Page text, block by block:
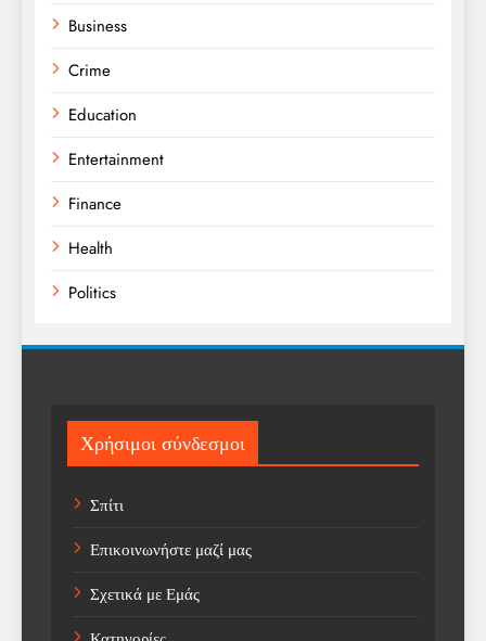
Business
Crime
Education
Entertainment
Finance
Health
Politics
Sport
Sports
Technology
Trending
Weather
Χρήσιμοι σύνδεσμοι
Σπίτι
Επικοινωνήστε μαζί μας
Σχετικά με Εμάς